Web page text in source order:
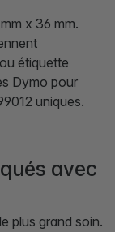
x 36 mm.
étiquette
Dymo pour
uniques.
avec
plus grand soin.